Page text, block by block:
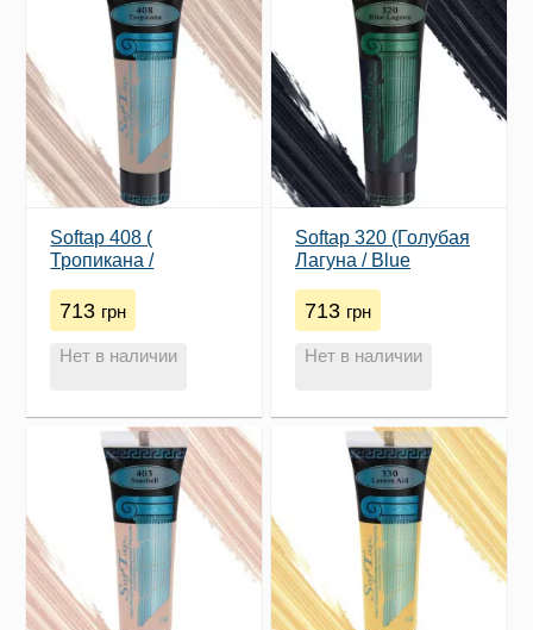
Softap 408 (​
Тропикана /
713 грн
Нет в наличии
Softap 320 (Голубая
Лагуна / Blue
713 грн
Нет в наличии